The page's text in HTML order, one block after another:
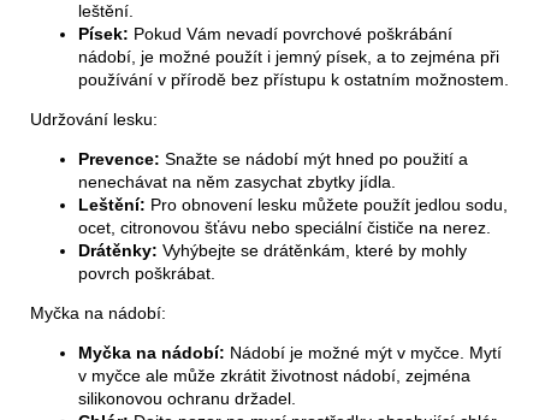
leštění.
Písek: Pokud Vám nevadí povrchové poškrábání
nádobí, je možné použít i jemný písek, a to zejména při
používání v přírodě bez přístupu k ostatním možnostem.
Udržování lesku:
Prevence: Snažte se nádobí mýt hned po použití a
nenechávat na něm zasychat zbytky jídla.
Leštění: Pro obnovení lesku můžete použít jedlou sodu,
ocet, citronovou šťávu nebo speciální čističe na nerez.
Drátěnky: Vyhýbejte se drátěnkám, které by mohly
povrch poškrábat.
Myčka na nádobí:
Myčka na nádobí: Nádobí je možné mýt v myčce. Mytí
v myčce ale může zkrátit životnost nádobí, zejména
silikonovou ochranu držadel.